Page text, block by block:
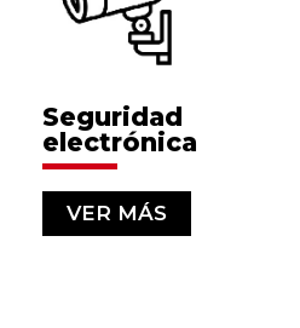
Seguridad
electrónica
VER MÁS